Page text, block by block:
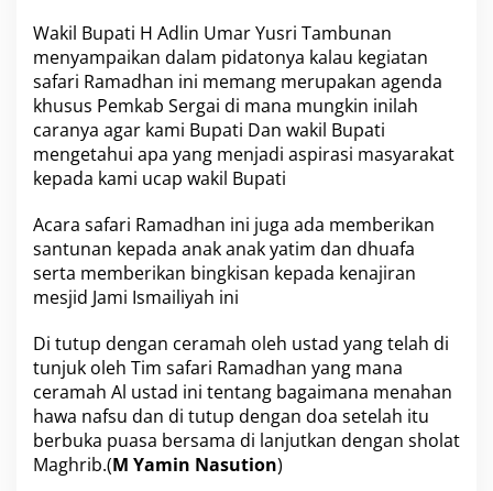
Wakil Bupati H Adlin Umar Yusri Tambunan
menyampaikan dalam pidatonya kalau kegiatan
safari Ramadhan ini memang merupakan agenda
khusus Pemkab Sergai di mana mungkin inilah
caranya agar kami Bupati Dan wakil Bupati
mengetahui apa yang menjadi aspirasi masyarakat
kepada kami ucap wakil Bupati
Acara safari Ramadhan ini juga ada memberikan
santunan kepada anak anak yatim dan dhuafa
serta memberikan bingkisan kepada kenajiran
mesjid Jami Ismailiyah ini
Di tutup dengan ceramah oleh ustad yang telah di
tunjuk oleh Tim safari Ramadhan yang mana
ceramah Al ustad ini tentang bagaimana menahan
hawa nafsu dan di tutup dengan doa setelah itu
berbuka puasa bersama di lanjutkan dengan sholat
Maghrib.(M Yamin Nasution)